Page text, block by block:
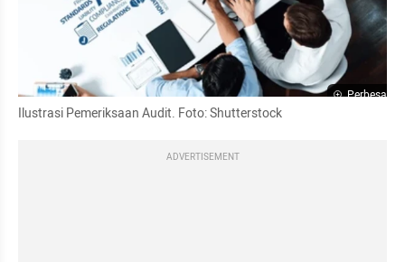
Perbesar
Ilustrasi Pemeriksaan Audit. Foto: Shutterstock
ADVERTISEMENT